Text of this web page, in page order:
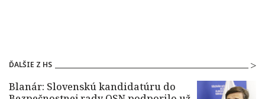
ĎALŠIE Z HS
Blanár: Slovenskú kandidatúru do